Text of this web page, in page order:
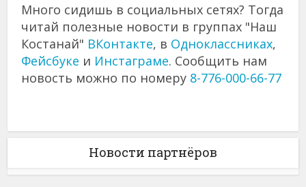
Много сидишь в социальных сетях? Тогда
читай полезные новости в группах "Наш
Костанай" ВКонтакте, в Одноклассниках,
Фейсбуке и Инстаграме. Сообщить нам
новость можно по номеру 8-776-000-66-77
Новости партнёров